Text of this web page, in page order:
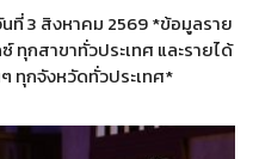
ที่ 3 สิงหาคม 2569 *ข้อมูลราย
ทุกสาขาทั่วประเทศ และรายได้
ทุกจังหวัดทั่วประเทศ*